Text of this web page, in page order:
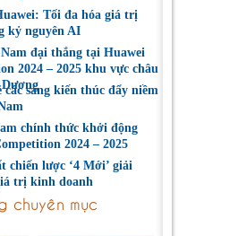
Tối đa hóa giá trị
kỷ nguyên AI
đại thắng tại Huawei
2024 – 2025 khu vực châu
các sáng kiến thúc đẩy niềm
chính thức khởi động
2024 – 2025
chiến lược ‘4 Mới’ giải
trị kinh doanh
chuyên mục